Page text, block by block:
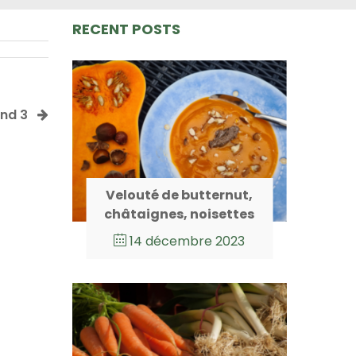
3
RECENT POSTS
Velouté de butternut,
châtaignes, noisettes
14 décembre 2023